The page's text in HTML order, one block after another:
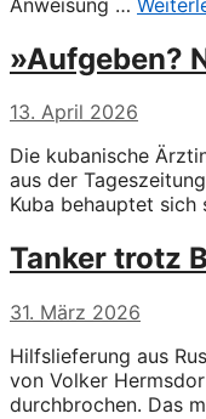
»Aufgeben?
13. April 2026
Die kubanische
aus der
Kuba behauptet
Tanker trotz
31. März 2026
Hilfslieferung aus
von Volker
durchbrochen. Das